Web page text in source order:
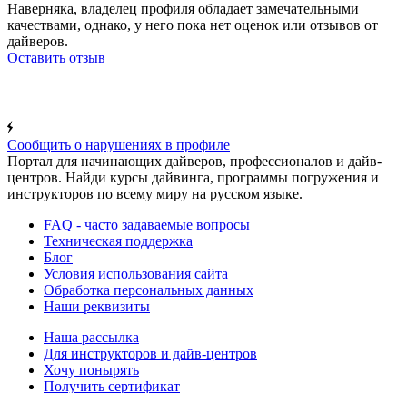
Наверняка, владелец профиля обладает замечательными
качествами, однако, у него пока нет оценок или отзывов от
дайверов.
Оставить отзыв
Сообщить о нарушениях в профиле
Портал для начинающих дайверов, профессионалов и дайв-
центров. Найди курсы дайвинга, программы погружения и
инструкторов по всему миру на русском языке.
FAQ - часто задаваемые вопросы
Техническая поддержка
Блог
Условия использования сайта
Обработка персональных данных
Наши реквизиты
Наша рассылка
Для инструкторов и дайв-центров
Хочу понырять
Получить сертификат